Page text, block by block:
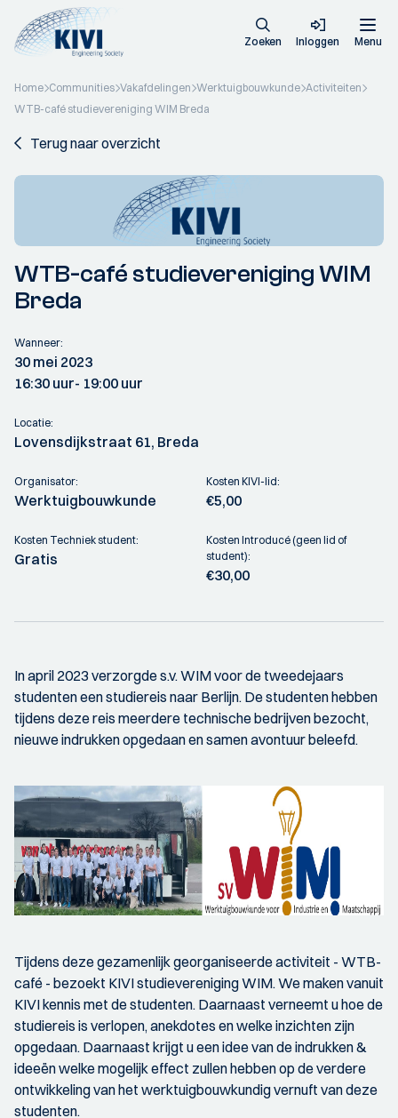
Zoeken Inloggen Menu
Home Communities Vakafdelingen Werktuigbouwkunde Activiteiten
WTB-café studievereniging WIM Breda
Terug naar overzicht
WTB-café studievereniging WIM
Breda
Wanneer:
30 mei 2023
16:30 uur- 19:00 uur
Locatie:
Lovensdijkstraat 61, Breda
Organisator:
Werktuigbouwkunde
Kosten KIVI-lid:
€5,00
Kosten Techniek student:
Gratis
Kosten Introducé (geen lid of
student):
€30,00
In april 2023 verzorgde s.v. WIM voor de tweedejaars
studenten een studiereis naar Berlijn. De studenten hebben
tijdens deze reis meerdere technische bedrijven bezocht,
nieuwe indrukken opgedaan en samen avontuur beleefd.
Tijdens deze gezamenlijk georganiseerde activiteit - WTB-
café - bezoekt KIVI studievereniging WIM. We maken vanuit
KIVI kennis met de studenten. Daarnaast verneemt u hoe de
studiereis is verlopen, anekdotes en welke inzichten zijn
opgedaan. Daarnaast krijgt u een idee van de indrukken &
ideeën welke mogelijk effect zullen hebben op de verdere
ontwikkeling van het werktuigbouwkundig vernuft van deze
studenten.